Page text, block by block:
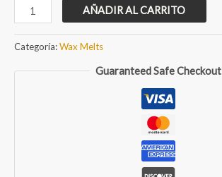
Wax
Melts
de
Naranja
y
AÑADIR AL CARRITO
Categoría:Wax Melts
Guaranteed Safe Checkout